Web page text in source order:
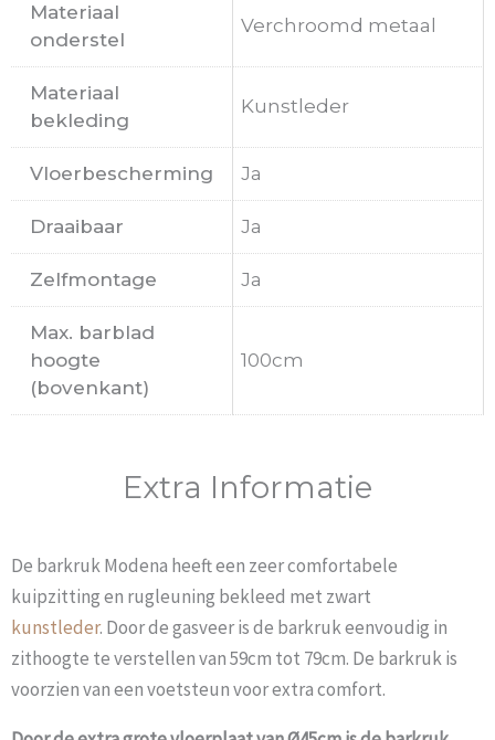
Materiaal
onderstel
Verchroomd metaal
Materiaal
bekleding
Kunstleder
Vloerbescherming Ja
Draaibaar Ja
Zelfmontage Ja
Max. barblad
hoogte
(bovenkant)
100cm
Extra Informatie
De barkruk Modena heeft een zeer comfortabele
kuipzitting en rugleuning bekleed met zwart
kunstleder. Door de gasveer is de barkruk eenvoudig in
zithoogte te verstellen van 59cm tot 79cm. De barkruk is
voorzien van een voetsteun voor extra comfort.